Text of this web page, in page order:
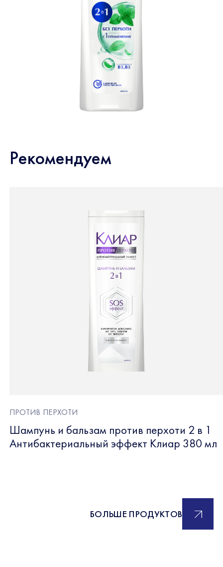
Рекомендуем
ПРОТИВ ПЕРХОТИ
Шампунь и бальзам против перхоти 2 в 1
Антибактериальный эффект Клиар 380 мл
БОЛЬШЕ ПРОДУКТОВ